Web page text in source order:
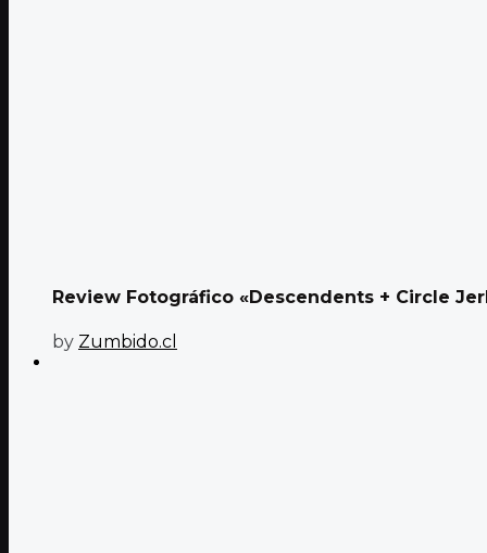
Review Fotográfico «Descendents + Circle
by Zumbido.cl